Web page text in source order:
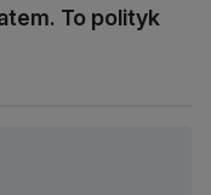
To polityk